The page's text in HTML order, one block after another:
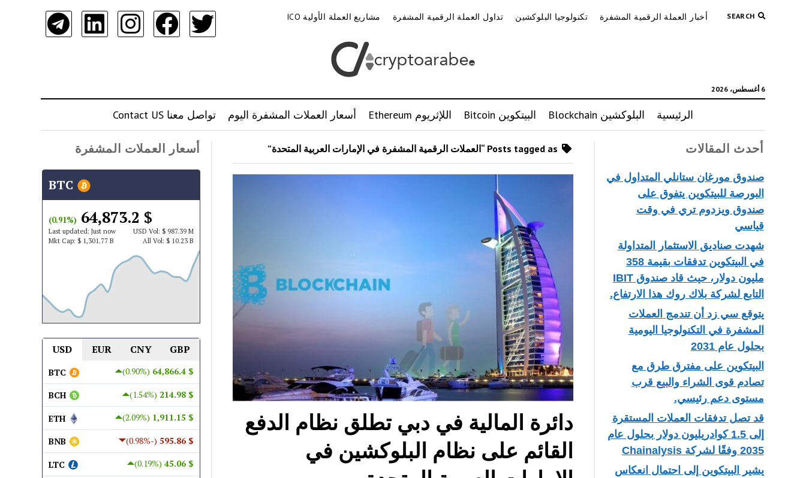
SEARCH أخبار العملة الرقمية المشفرة تكنولوجيا البلوكشين تداول العملة الرقمية المشفرة مشاريع العملة الأولية ICO
6 أغسطس، 2026
الرئيسية البلوكشين Blockchain البيتكوين Bitcoin اللإثريوم Ethereum أسعار العملات المشفرة اليوم تواصل معنا Contact US
أحدث المقالات
صندوق مورغان ستانلي المتداول في
البورصة للبيتكوين يتفوق على
صندوق ويزدوم تري في وقت
قياسي
شهدت صناديق الاستثمار المتداولة
في البيتكوين تدفقات بقيمة 358
مليون دولار، حيث قاد صندوق IBIT
التابع لشركة بلاك روك هذا الارتفاع.
يتوقع سي زد أن تندمج العملات
المشفرة في التكنولوجيا اليومية
بحلول عام 2031
البيتكوين على مفترق طرق مع
تصادم قوى الشراء والبيع قرب
مستوى دعم رئيسي.
قد تصل تدفقات العملات المستقرة
إلى 1.5 كوادريليون دولار بحلول عام
2035 وفقًا لشركة Chainalysis
يشير البيتكوين إلى احتمال انعكاس
دائرة المالية في دبي تطلق نظام الدفع
القائم على نظام البلوكشين في
أسعار العملات المشفرة
$ 64,873.2
(0.91%)
Last updated: Just now USD Vol: $ 987.39 M
Mkt Cap: $ 1,301.77 B All Vol: $ 10.23 B
USD EUR CNY GBP
$ 64,866.4
(0.90%)
BTC
$ 214.98
(1.54%)
BCH
$ 1,911.15
(2.09%)
ETH
$ 595.86
(-0.98%)
BNB
$ 45.06
(0.19%)
LTC